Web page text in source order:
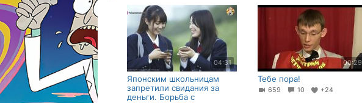
04:31
Японским школьницам
запретили свидания за
деньги. Борьба с
00:29
Тебе пора!
659 10 +24